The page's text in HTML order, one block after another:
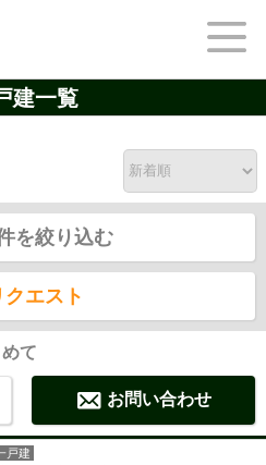
建一覧
を絞り込む
エスト
て
お問い合わせ
戸建